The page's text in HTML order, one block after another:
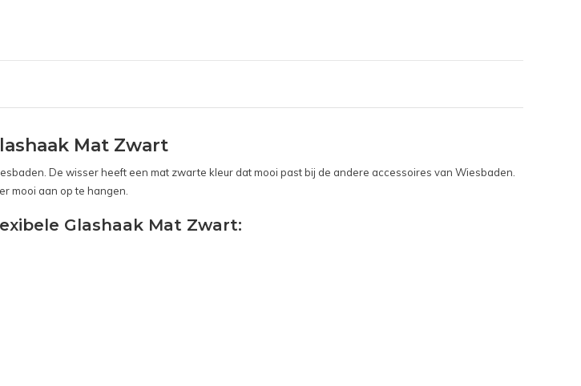
Mat Zwart
De wisser heeft een mat zwarte kleur dat mooi past bij de andere accessoires van Wiesbaden.
mooi aan op te hangen.
Glashaak Mat Zwart: